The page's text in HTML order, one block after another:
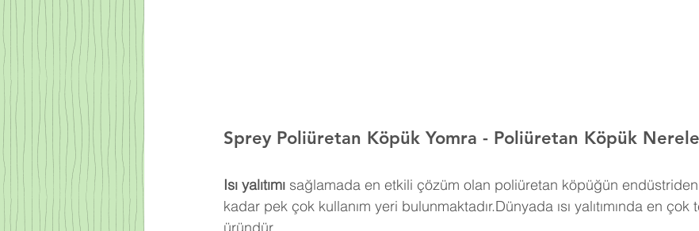
Sprey Poliüretan Köpük Yomra - Poliüretan Köpük
Isı yalıtımı sağlamada en etkili çözüm olan poliüretan köpüğün
kadar pek çok kullanım yeri bulunmaktadır.Dünyada ısı yalıtımında en